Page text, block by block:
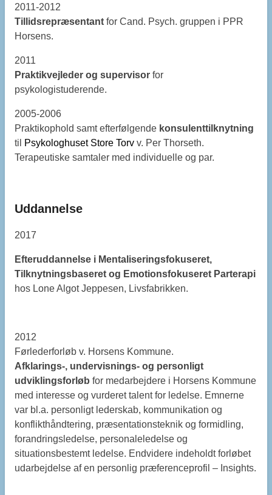
2011-2012
Tillidsrepræsentant for Cand. Psych. gruppen i PPR
Horsens.
2011
Praktikvejleder og supervisor for
psykologistuderende.
2005-2006
Praktikophold samt efterfølgende konsulenttilknytning
til
Psykologhuset Store Torv v. Per Thorseth.
Terapeutiske samtaler med individuelle og par.
Uddannelse
2017
Efteruddannelse i Mentaliseringsfokuseret,
Tilknytningsbaseret og Emotionsfokuseret Parterapi
hos Lone Algot Jeppesen, Livsfabrikken.
2012
Førlederforløb v. Horsens Kommune.
Afklarings-, undervisnings- og personligt
udviklingsforløb for medarbejdere i Horsens Kommune
med interesse og vurderet talent for ledelse. Emnerne
var bl.a. personligt lederskab, kommunikation og
konflikthåndtering, præsentationsteknik og formidling,
forandringsledelse, personaleledelse og
situationsbestemt ledelse. Endvidere indeholdt forløbet
udarbejdelse af en personlig præferenceprofil – Insights.